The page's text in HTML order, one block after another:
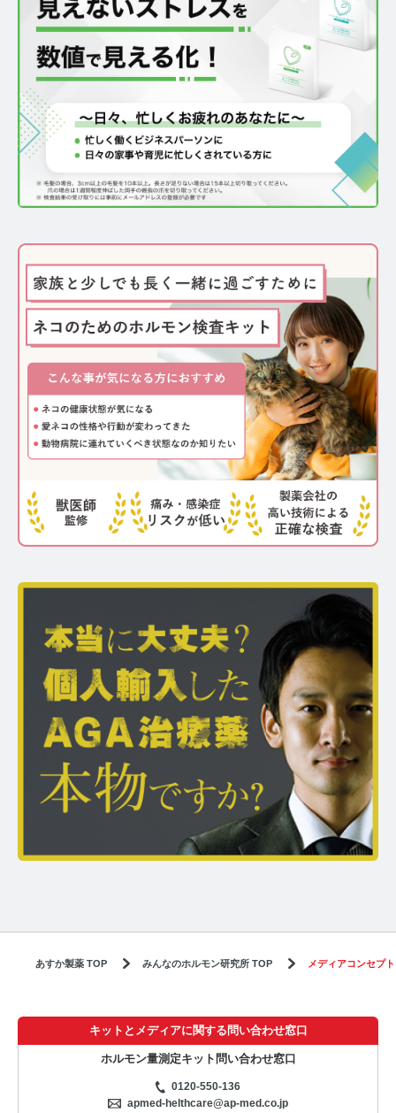
あすか製薬 TOP みんなのホルモン研究所 TOP メディアコンセプト
キットとメディアに関する問い合わせ窓口
ホルモン量測定キット問い合わせ窓口
0120-550-136
apmed-helthcare@ap-med.co.jp